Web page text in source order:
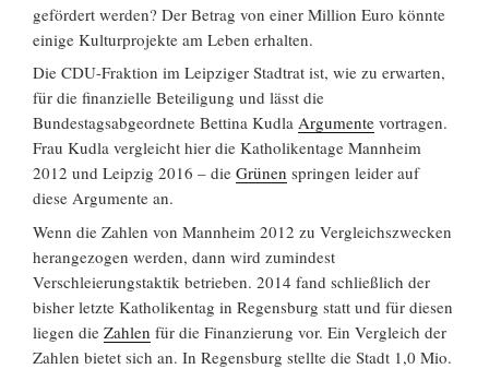
gefördert werden? Der Betrag von einer Million Euro könnte
einige Kulturprojekte am Leben erhalten.
Die CDU-Fraktion im Leipziger Stadtrat ist, wie zu erwarten,
für die finanzielle Beteiligung und lässt die
Bundestagsabgeordnete Bettina Kudla Argumente vortragen.
Frau Kudla vergleicht hier die Katholikentage Mannheim
2012 und Leipzig 2016 – die Grünen springen leider auf
diese Argumente an.
Wenn die Zahlen von Mannheim 2012 zu Vergleichszwecken
herangezogen werden, dann wird zumindest
Verschleierungstaktik betrieben. 2014 fand schließlich der
bisher letzte Katholikentag in Regensburg statt und für diesen
liegen die Zahlen für die Finanzierung vor. Ein Vergleich der
Zahlen bietet sich an. In Regensburg stellte die Stadt 1,0 Mio.